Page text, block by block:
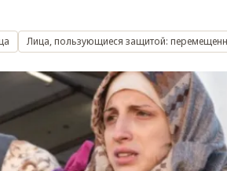
Лица, пользующиеся защитой: